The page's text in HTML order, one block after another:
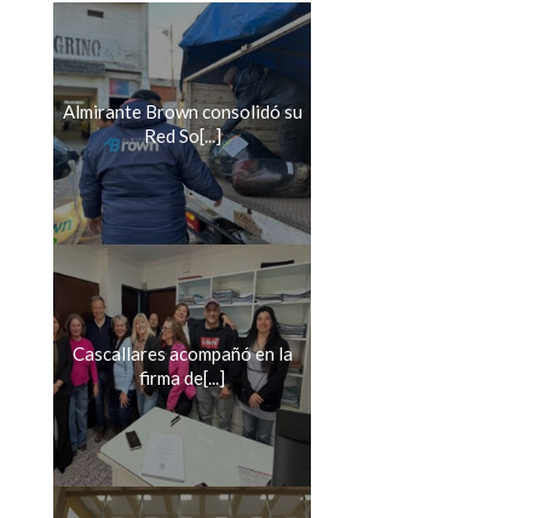
Almirante Brown consolidó su
Red So[...]
Cascallares acompañó en la
firma de[...]